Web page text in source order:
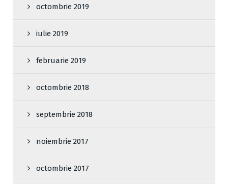
octombrie 2019
iulie 2019
februarie 2019
octombrie 2018
septembrie 2018
noiembrie 2017
octombrie 2017